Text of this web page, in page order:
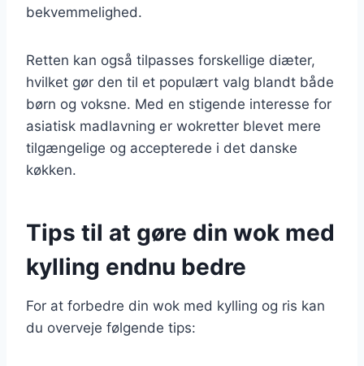
bekvemmelighed.
Retten kan også tilpasses forskellige diæter,
hvilket gør den til et populært valg blandt både
børn og voksne. Med en stigende interesse for
asiatisk madlavning er wokretter blevet mere
tilgængelige og accepterede i det danske
køkken.
Tips til at gøre din wok med
kylling endnu bedre
For at forbedre din wok med kylling og ris kan
du overveje følgende tips: